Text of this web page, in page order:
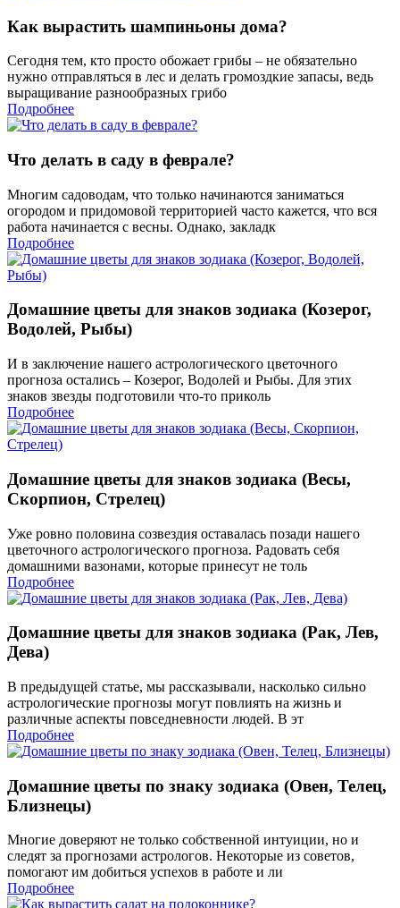
Как вырастить шампиньоны дома?
Сегодня тем, кто просто обожает грибы – не обязательно
нужно отправляться в лес и делать громоздкие запасы, ведь
выращивание разнообразных грибо
Подробнее
Что делать в саду в феврале?
Многим садоводам, что только начинаются заниматься
огородом и придомовой территорией часто кажется, что вся
работа начинается с весны. Однако, закладк
Подробнее
Домашние цветы для знаков зодиака (Козерог,
Водолей, Рыбы)
И в заключение нашего астрологического цветочного
прогноза остались – Козерог, Водолей и Рыбы. Для этих
знаков звезды подготовили что-то приколь
Подробнее
Домашние цветы для знаков зодиака (Весы,
Скорпион, Стрелец)
Уже ровно половина созвездия оставалась позади нашего
цветочного астрологического прогноза. Радовать себя
домашними вазонами, которые принесут не толь
Подробнее
Домашние цветы для знаков зодиака (Рак, Лев,
Дева)
В предыдущей статье, мы рассказывали, насколько сильно
астрологические прогнозы могут повлиять на жизнь и
различные аспекты повседневности людей. В эт
Подробнее
Домашние цветы по знаку зодиака (Овен, Телец,
Близнецы)
Многие доверяют не только собственной интуиции, но и
следят за прогнозами астрологов. Некоторые из советов,
помогают им добиться успехов в работе и ли
Подробнее